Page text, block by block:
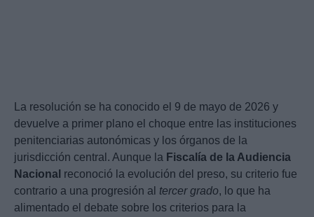
La resolución se ha conocido el 9 de mayo de 2026 y
devuelve a primer plano el choque entre las instituciones
penitenciarias autonómicas y los órganos de la
jurisdicción central. Aunque la Fiscalía de la Audiencia
Nacional reconoció la evolución del preso, su criterio fue
contrario a una progresión al tercer grado, lo que ha
alimentado el debate sobre los criterios para la